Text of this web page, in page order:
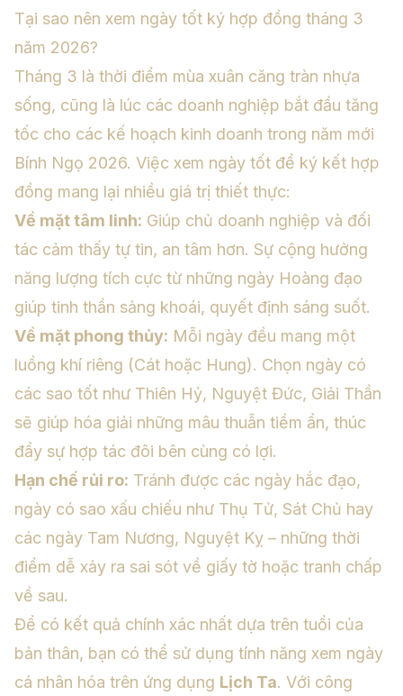
Tại sao nên xem ngày tốt ký hợp đồng tháng 3
năm 2026?
Tháng 3 là thời điểm mùa xuân căng tràn nhựa
sống, cũng là lúc các doanh nghiệp bắt đầu tăng
tốc cho các kế hoạch kinh doanh trong năm mới
Bính Ngọ 2026. Việc xem ngày tốt để ký kết hợp
đồng mang lại nhiều giá trị thiết thực:
Về mặt tâm linh: Giúp chủ doanh nghiệp và đối
tác cảm thấy tự tin, an tâm hơn. Sự cộng hưởng
năng lượng tích cực từ những ngày Hoàng đạo
giúp tinh thần sảng khoái, quyết định sáng suốt.
Về mặt phong thủy: Mỗi ngày đều mang một
luồng khí riêng (Cát hoặc Hung). Chọn ngày có
các sao tốt như Thiên Hỷ, Nguyệt Đức, Giải Thần
sẽ giúp hóa giải những mâu thuẫn tiềm ẩn, thúc
đẩy sự hợp tác đôi bên cùng có lợi.
Hạn chế rủi ro: Tránh được các ngày hắc đạo,
ngày có sao xấu chiếu như Thụ Tử, Sát Chủ hay
các ngày Tam Nương, Nguyệt Kỵ – những thời
điểm dễ xảy ra sai sót về giấy tờ hoặc tranh chấp
về sau.
Để có kết quả chính xác nhất dựa trên tuổi của
bản thân, bạn có thể sử dụng tính năng xem ngày
cá nhân hóa trên ứng dụng Lịch Ta. Với công